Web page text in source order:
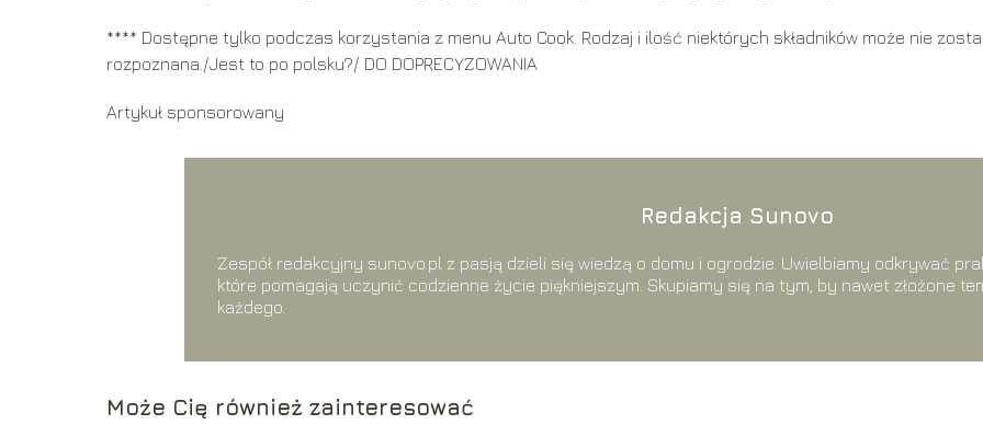
**** Dostępne tylko podczas korzystania z menu Auto Cook. Rodzaj i ilość niektórych składników może nie
rozpoznana./Jest to po polsku?/ DO DOPRECYZOWANIA
Artykuł sponsorowany
Redakcja Sunovo
Zespół redakcyjny sunovo.pl z pasją dzieli się wiedzą o domu i ogrodzie. Uwielbiamy odkrywać
które pomagają uczynić codzienne życie piękniejszym. Skupiamy się na tym, by nawet złożone
każdego.
Może Cię również zainteresować